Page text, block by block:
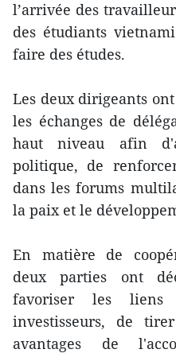
l’arrivée des
des étudiants
faire des études.
Les deux dirigeants
les échanges de
haut niveau afin
politique, de
dans les forums
la paix et le
En matière de
deux parties ont
favoriser les liens
investisseurs, de
avantages de